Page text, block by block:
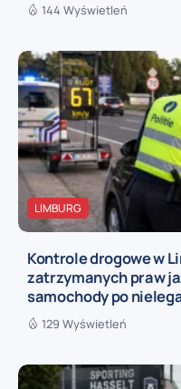
144 Wyświetleń
LIMBURG
Kontrole drogowe w
zatrzymanych praw
samochody po
129 Wyświetleń